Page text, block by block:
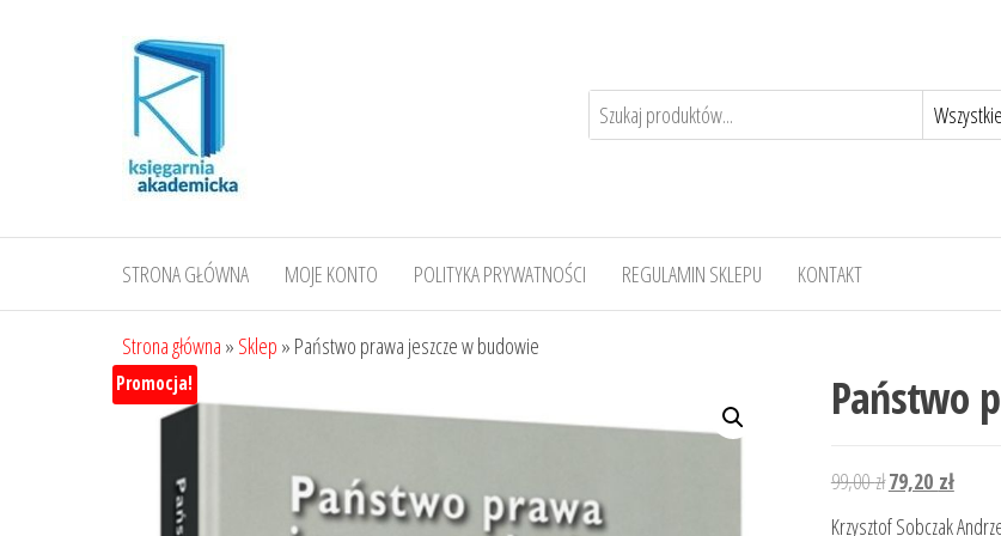
STRONA GŁÓWNA MOJE KONTO POLITYKA PRYWATNOŚCI REGULAMIN SKLEPU KONTAKT
Strona główna » Sklep » Państwo prawa jeszcze w budowie
Promocja! Państwo
99,00złPierwotna
cena
79,20 złAktualna
cena
Krzysztof Sobczak